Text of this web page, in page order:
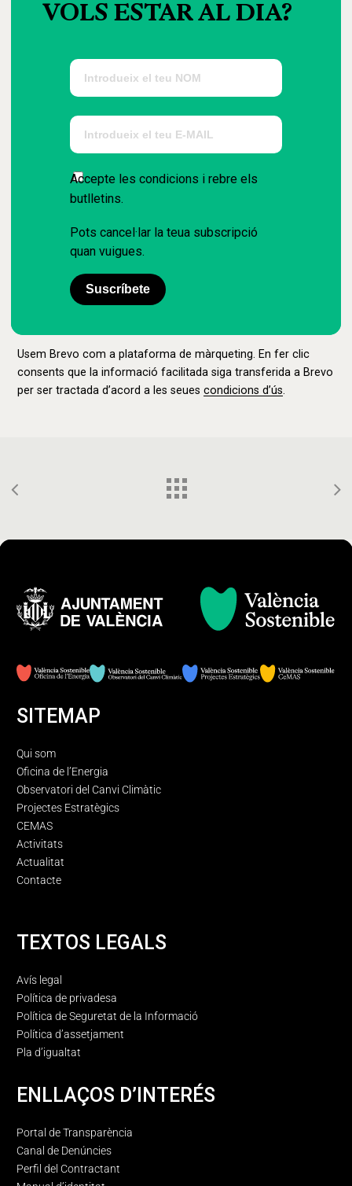
VOLS ESTARAL DIA?
Accepte les condicions i rebre els
butlletins.
Pots cancel·lar la teua subscripció
quan vuigues.
Suscríbete
Usem Brevo com a plataforma de màrqueting. En fer clic
consents que la informació facilitada siga transferida a Brevo
per ser tractada d’acord a les seues condicions d’ús.
SITEMAP
Qui som
Oficina de l’Energia
Observatori del Canvi Climàtic
Projectes Estratègics
CEMAS
Activitats
Actualitat
Contacte
TEXTOS LEGALS
Avís legal
Política de privadesa
Política de Seguretat de la Informació
Política d’assetjament
Pla d’igualtat
ENLLAÇOS D’INTERÉS
Portal de Transparència
Canal de Denúncies
Perfil del Contractant